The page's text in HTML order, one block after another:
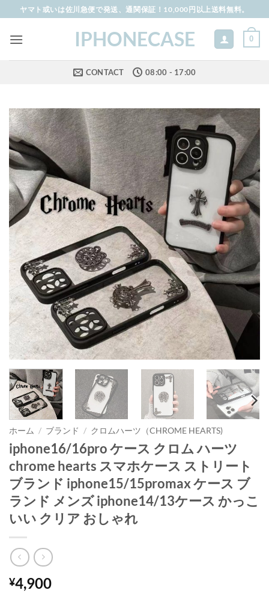
to
content
ヤマト或いは佐川急便で発送、通関保証！10,000円以上送料無料。
IPHONECASE 0
CONTACT 08:00 - 17:00
ホーム / ブランド / クロムハーツ（CHROME HEARTS)
iphone16/16pro ケース クロム ハーツ
chrome hearts スマホケース ストリート
ブランド iphone15/15promax ケース ブ
ランド メンズ iphone14/13ケース かっこ
いい クリア おしゃれ
¥4,900